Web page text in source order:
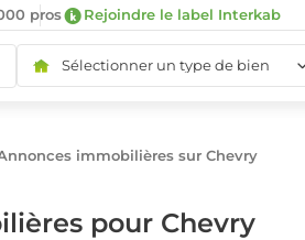
pros Rejoindre le label Interkab
Sélectionner un type de bien
immobilières sur Chevry
pour Chevry